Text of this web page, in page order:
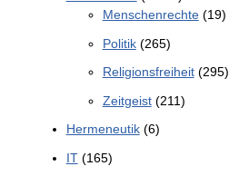
Menschenrechte(19)
Politik(265)
Religionsfreiheit(295)
Zeitgeist(211)
Hermeneutik(6)
IT(165)